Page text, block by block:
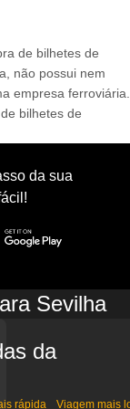
de bilhetes de
não possui nem
empresa ferroviária.
bilhetes de
da sua
Sevilha
da
rápida Viagem mais